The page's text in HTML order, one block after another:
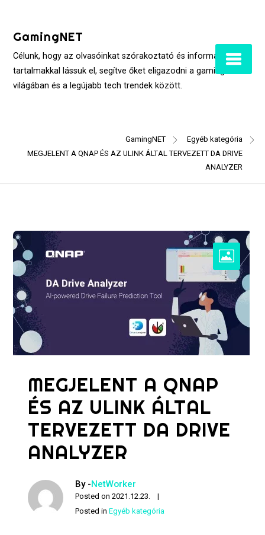
contentGamingNET
Célunk, hogy az olvasóinkat szórakoztató és informatív
tartalmakkal lássuk el, segítve őket eligazodni a gaming
világában és a legújabb tech trendek között.
GamingNET
Egyéb kategória
MEGJELENT A QNAP ÉS AZ ULINK ÁLTAL TERVEZETT DA DRIVE
ANALYZER
MEGJELENT A QNAP
ÉS AZ ULINK ÁLTAL
TERVEZETT DA DRIVE
ANALYZER
By -NetWorker
Posted on2021.12.23.
Posted inEgyéb kategória